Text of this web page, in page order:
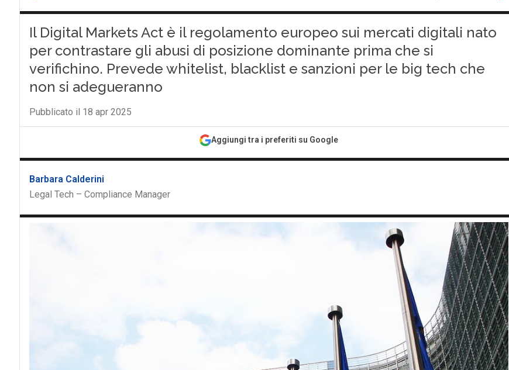
Il Digital Markets Act è il regolamento europeo sui mercati digitali nato
per contrastare gli abusi di posizione dominante prima che si
verifichino. Prevede whitelist, blacklist e sanzioni per le big tech che
non si adegueranno
Pubblicato il 18 apr 2025
Aggiungi tra i preferiti su Google
Barbara Calderini
Legal Tech – Compliance Manager
A
antitrust